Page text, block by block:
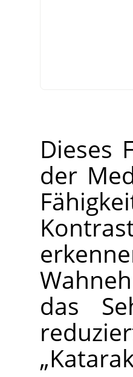
Dieses
der
das
„